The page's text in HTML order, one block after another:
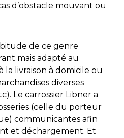
d’obstacle mouvant ou
de ce genre
mais adapté au
livraison à domicile ou
diverses
Le carrossier Libner a
(celle du porteur
communicantes afin
et déchargement. Et